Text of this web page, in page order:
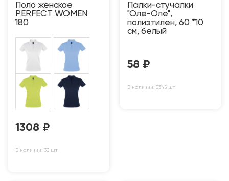
Поло женское
PERFECT WOMEN
180
1308 ₽
В наличии: 33 шт
Палки-стучалки
"Оле-Оле",
полиэтилен, 60 *10
см, белый
58 ₽
В наличии: 8345 шт